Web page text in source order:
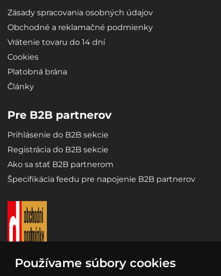
Zásady spracovania osobných údajov
Obchodné a reklamačné podmienky
Vrátenie tovaru do 14 dní
Cookies
Platobná brána
Články
Pre B2B partnerov
Prihlásenie do B2B sekcie
Registrácia do B2B sekcie
Ako sa stať B2B partnerom
Špecifikácia feedu pre napojenie B2B partnerov
Používame súbory cookies